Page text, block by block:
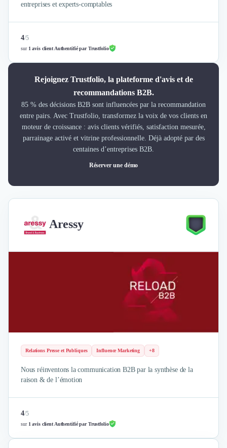
entreprises et experts-comptables
4/5
sur 1 avis client Authentifié par Trustfolio
Rejoignez Trustfolio, la plateforme d'avis et de
recommandations B2B.
85 % des décisions B2B sont influencées par la recommandation
entre pairs. Avec Trustfolio, transformez la voix de vos clients en
moteur de croissance : avis clients vérifiés, satisfaction mesurée,
parrainage activé et vitrine professionnelle. Déjà adopté par des
centaines d’entreprises B2B.
Réserver une démo
Aressy
Relations Presse et Publiques Influence Marketing +8
Nous réinventons la communication B2B par la synthèse de la
raison & de l’émotion
4/5
sur 1 avis client Authentifié par Trustfolio